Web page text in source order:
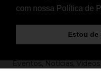
com nossa Política de
Estou de
© Copyright 2026 -
Eventos, Notícias,